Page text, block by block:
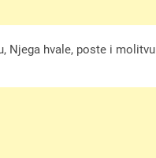
Njega hvale, poste i